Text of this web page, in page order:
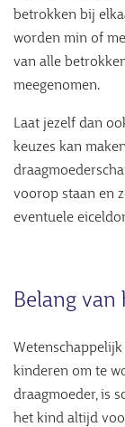
betrokken bij
worden min of
van alle
meegenomen.
Laat jezelf dan
keuzes kan
voorop staan en
eventuele
Belang van
kinderen om te
draagmoeder, is
het kind altijd